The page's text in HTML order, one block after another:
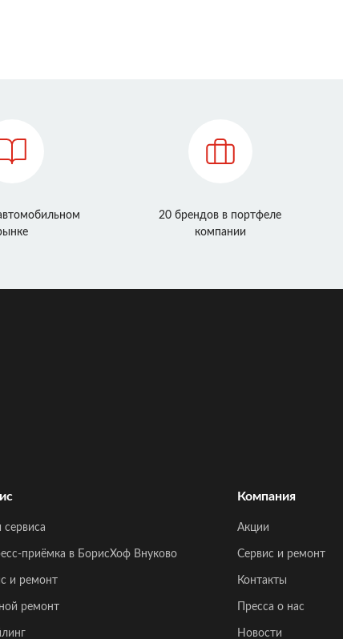
20 брендов в портфеле
компании
сервиса
приёмка в БорисХоф Внуково
и ремонт
ремонт
Компания
Акции
Сервис и ремонт
Контакты
Пресса о нас
Новости